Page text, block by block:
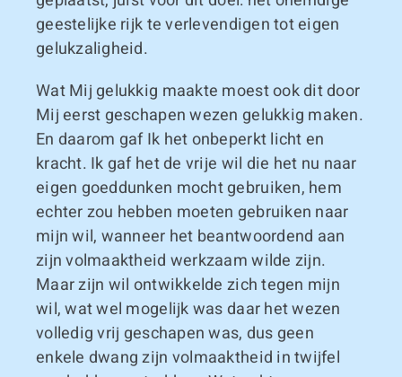
geestelijke rijk te verlevendigen tot eigen
gelukzaligheid.
Wat Mij gelukkig maakte moest ook dit door
Mij eerst geschapen wezen gelukkig maken.
En daarom gaf Ik het onbeperkt licht en
kracht. Ik gaf het de vrije wil die het nu naar
eigen goeddunken mocht gebruiken, hem
echter zou hebben moeten gebruiken naar
mijn wil, wanneer het beantwoordend aan
zijn volmaaktheid werkzaam wilde zijn.
Maar zijn wil ontwikkelde zich tegen mijn
wil, wat wel mogelijk was daar het wezen
volledig vrij geschapen was, dus geen
enkele dwang zijn volmaaktheid in twijfel